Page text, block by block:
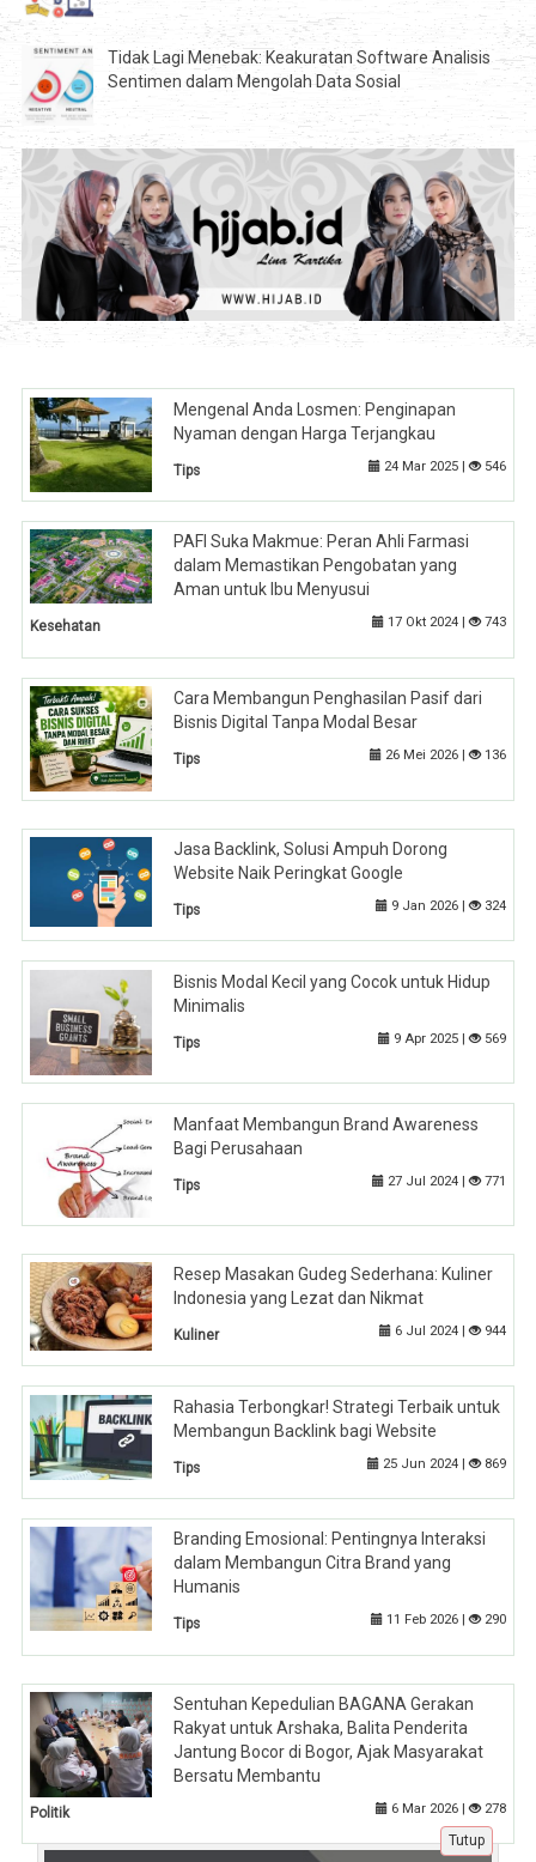
Tidak Lagi Menebak: Keakuratan Software Analisis
Sentimen dalam Mengolah Data Sosial
Mengenal Anda Losmen: Penginapan
Nyaman dengan Harga Terjangkau
Tips 24 Mar 2025 | 546
PAFI Suka Makmue: Peran Ahli Farmasi
dalam Memastikan Pengobatan yang
Aman untuk Ibu Menyusui
Kesehatan 17 Okt 2024 | 743
Cara Membangun Penghasilan Pasif dari
Bisnis Digital Tanpa Modal Besar
Tips 26 Mei 2026 | 136
Jasa Backlink, Solusi Ampuh Dorong
Website Naik Peringkat Google
Tips 9 Jan 2026 | 324
Bisnis Modal Kecil yang Cocok untuk Hidup
Minimalis
Tips 9 Apr 2025 | 569
Manfaat Membangun Brand Awareness
Bagi Perusahaan
Tips 27 Jul 2024 | 771
Resep Masakan Gudeg Sederhana: Kuliner
Indonesia yang Lezat dan Nikmat
Kuliner 6 Jul 2024 | 944
Rahasia Terbongkar! Strategi Terbaik untuk
Membangun Backlink bagi Website
Tips 25 Jun 2024 | 869
Branding Emosional: Pentingnya Interaksi
dalam Membangun Citra Brand yang
Humanis
Tips 11 Feb 2026 | 290
Sentuhan Kepedulian BAGANA Gerakan
Rakyat untuk Arshaka, Balita Penderita
Jantung Bocor di Bogor, Ajak Masyarakat
Bersatu Membantu
Politik 6 Mar 2026 | 278
Tutup